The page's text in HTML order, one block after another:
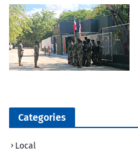
Categories
Local